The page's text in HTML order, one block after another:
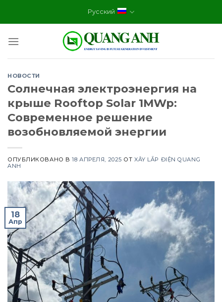
Русский
НОВОСТИ
Солнечная электроэнергия на
крыше Rooftop Solar 1MWp:
Современное решение
возобновляемой энергии
ОПУБЛИКОВАНО В18 АПРЕЛЯ, 2025 ОТXÂY LẮP ĐIỆN QUANG
ANH
18
Апр